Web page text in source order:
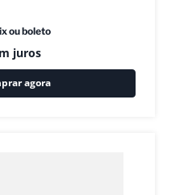
ou boleto
juros
agora